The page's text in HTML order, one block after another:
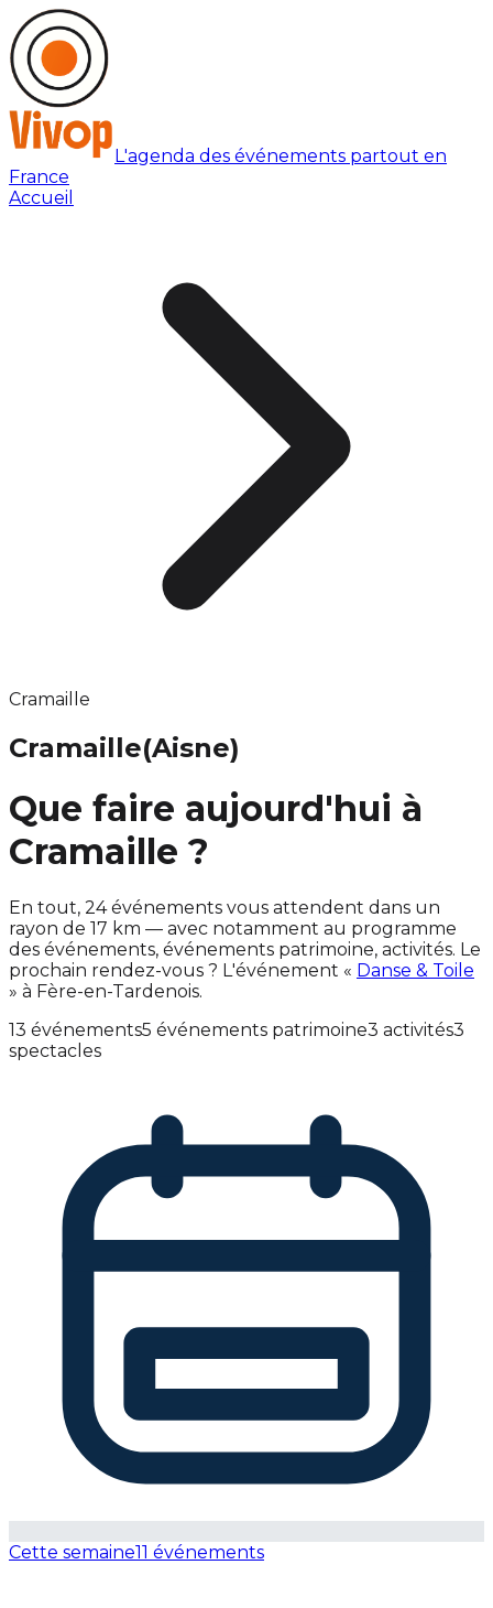
L'agenda des événements partout en
France
Accueil
Cramaille
Cramaille(Aisne)
Que faire aujourd'hui à
Cramaille ?
En tout, 24 événements vous attendent dans un
rayon de 17 km — avec notamment au programme
des événements, événements patrimoine, activités. Le
prochain rendez-vous ? L'événement « Danse & Toile
» à Fère-en-Tardenois.
13 événements5 événements patrimoine3 activités3
spectacles
Cette semaine11 événements